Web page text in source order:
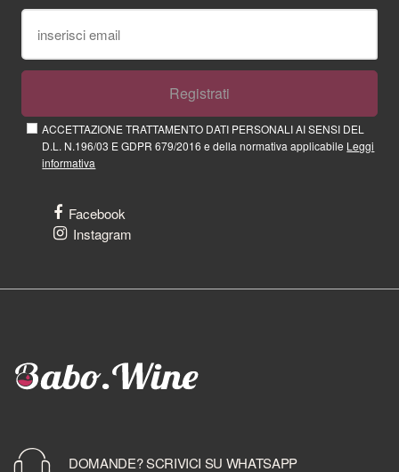
Registrati
ACCETTAZIONE TRATTAMENTO DATI PERSONALI AI SENSI DEL
D.L. N.196/03 E GDPR 679/2016 e della normativa applicabile Leggi
informativa
Facebook
Instagram
DOMANDE? SCRIVICI SU WHATSAPP